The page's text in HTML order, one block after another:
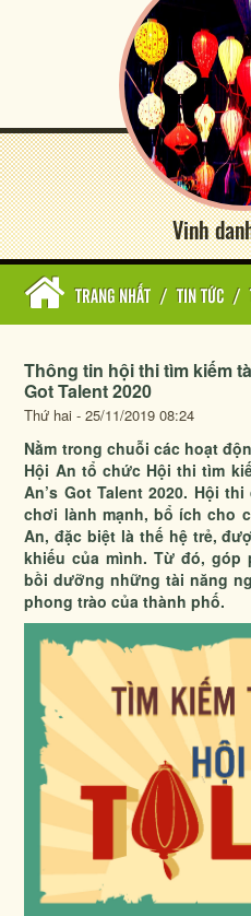
Vinh
TRANG NHẤT / TIN TỨC /
Thông tin hội thi tìm kiếm
Got Talent 2020
Thứ hai - 25/11/2019 08:24
Nằm trong chuỗi các hoạt
Hội An tổ chức Hội thi tìm
An’s Got Talent 2020. Hội
chơi lành mạnh, bổ ích cho
An, đặc biệt là thế hệ trẻ,
khiếu của mình. Từ đó, góp
bồi dưỡng những tài năng
phong trào của thành phố.